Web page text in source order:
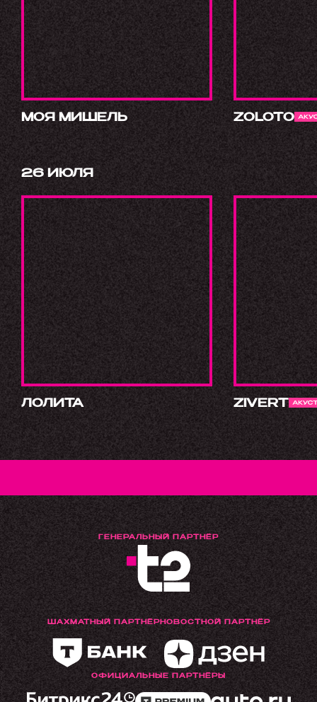
МОЯ МИШЕЛЬ ZOLOTO
26 ИЮЛЯ
ЛОЛИТА ZIVERT
ГЕНЕРАЛЬНЫЙ ПАРТНЁР
ШАХМАТНЫЙ ПАРТНЁРНОВОСТНОЙ ПАРТНЁР
ОФИЦИАЛЬНЫЕ ПАРТНЁРЫ